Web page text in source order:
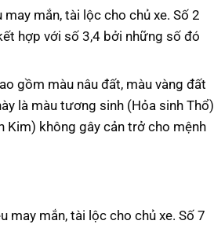
mắn, tài lộc cho chủ xe. Số 2
hợp với số 3,4 bởi những số đó
gồm màu nâu đất, màu vàng đất
là màu tương sinh (Hỏa sinh Thổ)
Kim) không gây cản trở cho mệnh
may mắn, tài lộc cho chủ xe. Số 7